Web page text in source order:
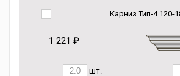
Карниз Тип-4 120-
1 221 ₽
шт.